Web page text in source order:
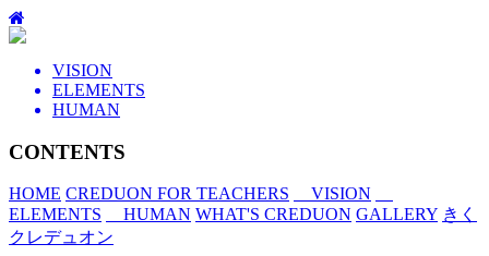
VISION
ELEMENTS
HUMAN
CONTENTS
HOME CREDUON FOR TEACHERS
VISION
ELEMENTS
HUMAN WHAT'S CREDUON GALLERY きく
クレデュオン